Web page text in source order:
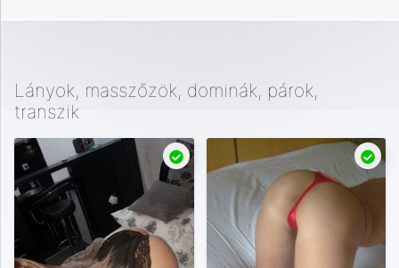
Lányok, masszőzök, dominák, párok,
transzik